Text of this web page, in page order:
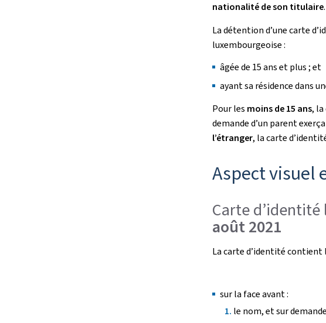
nationalité de son titulaire.
La détention d’une carte
luxembourgeoise :
âgée de 15 ans et plus ; et
ayant sa résidence dans
Pour les moins de 15 ans, la
demande d’un parent
l’étranger, la carte
Aspect visuel
Carte
août 2021
La carte d’identité contient
sur la face avant :
le nom, et sur